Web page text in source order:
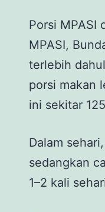
Porsi MPASI
MPASI,
terlebih
porsi makan
ini sekitar
Dalam
sedangkan
1–2 kali